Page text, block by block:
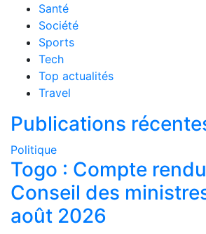
Santé
Société
Sports
Tech
Top actualités
Travel
Publications
Politique
Togo : Compte
Conseil des
août 2026